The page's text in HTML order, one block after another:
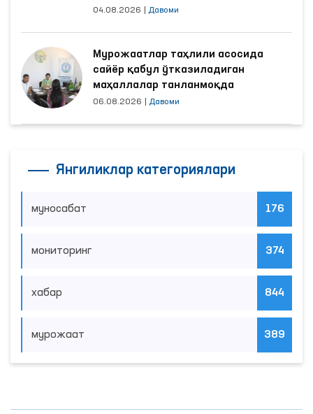
04.08.2026 Давоми
Мурожаатлар таҳлили асосида
сайёр қабул ўтказиладиган
маҳаллалар танланмоқда
06.08.2026 Давоми
Янгиликлар категориялари
муносабат 176
мониторинг 374
хабар 844
мурожаат 389